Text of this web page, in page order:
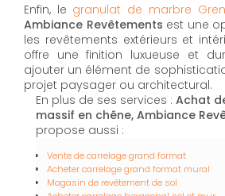
Enfin, le granulat de marbre
Ambiance Revêtements est une
les revêtements extérieurs et
offre une finition luxueuse et
ajouter un élément de
projet paysager ou architectural.
En plus de ses services : Achat
massif en chêne, Ambiance
propose aussi :
Vente de carrelage grand format
Acheter carrelage grand format mural
Magasin de revêtement de sol